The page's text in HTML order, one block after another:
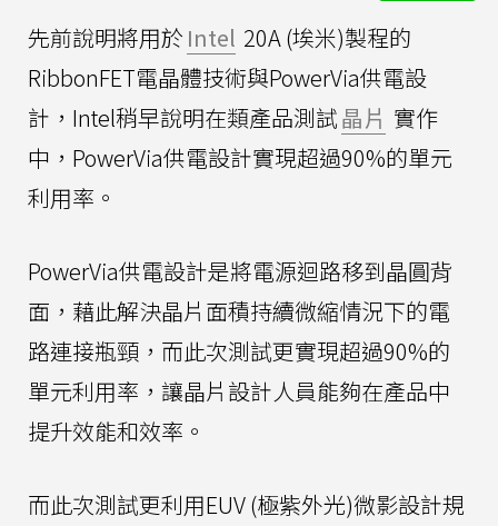
先前說明將用於 Intel 20A (埃米)製程的
RibbonFET電晶體技術與PowerVia供電設
計，Intel稍早說明在類產品測試晶片 實作
中，PowerVia供電設計實現超過90%的單元
利用率。
PowerVia供電設計是將電源迴路移到晶圓背
面，藉此解決晶片面積持續微縮情況下的電
路連接瓶頸，而此次測試更實現超過90%的
單元利用率，讓晶片設計人員能夠在產品中
提升效能和效率。
而此次測試更利用EUV (極紫外光)微影設計規